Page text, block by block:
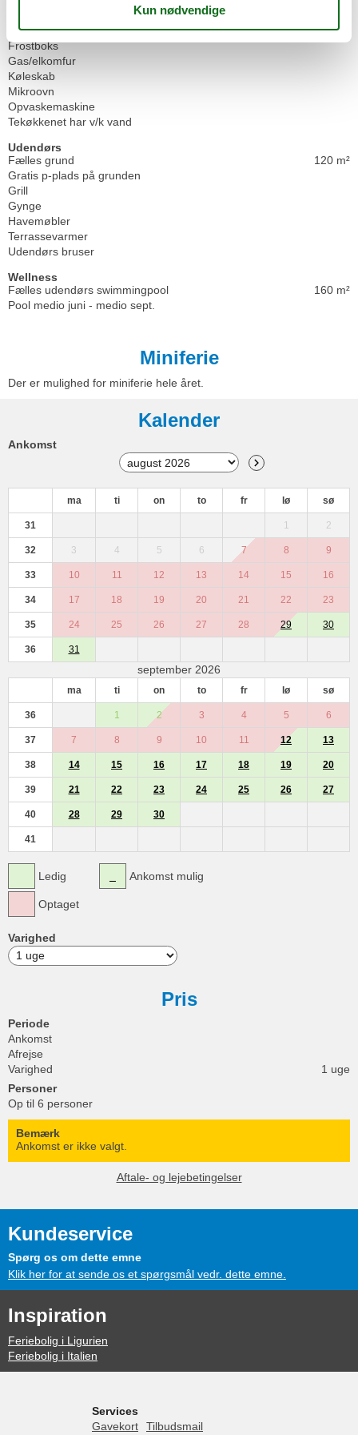
Emhætte
Frostboks
Gas/elkomfur
Køleskab
Mikroovn
Opvaskemaskine
Tekøkkenet har v/k vand
Udendørs
Fælles grund
120 m²
Gratis p-plads på grunden
Grill
Gynge
Havemøbler
Terrassevarmer
Udendørs bruser
Wellness
Fælles udendørs swimmingpool
160 m²
Pool medio juni - medio sept.
Miniferie
Der er mulighed for miniferie hele året.
Kalender
Ankomst
ma ti on to fr lø sø
31 1 2
32 3 4 5 6 7 8 9
33 10 11 12 13 14 15 16
34 17 18 19 20 21 22 23
35 24 25 26 27 28 29 30
36 31
september 2026
ma ti on to fr lø sø
36 1 2 3 4 5 6
37 7 8 9 10 11 12 13
38 14 15 16 17 18 19 20
39 21 22 23 24 25 26 27
40 28 29 30
41
Ledig
Optaget
Ankomst mulig
Varighed
Pris
Periode
Ankomst
Afrejse
Varighed
1 uge
Personer
Op til 6 personer
Bemærk
Ankomst er ikke valgt.
Aftale- og lejebetingelser
Kundeservice
Spørg os om dette emne
Klik her for at sende os et spørgsmål vedr. dette emne.
Inspiration
Feriebolig i Ligurien
Feriebolig i Italien
Services
Gavekort
Tilbudsmail